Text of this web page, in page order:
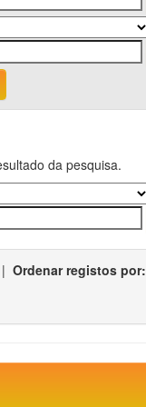
da pesquisa.
| Ordenar registos por: